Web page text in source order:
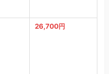
26,700円